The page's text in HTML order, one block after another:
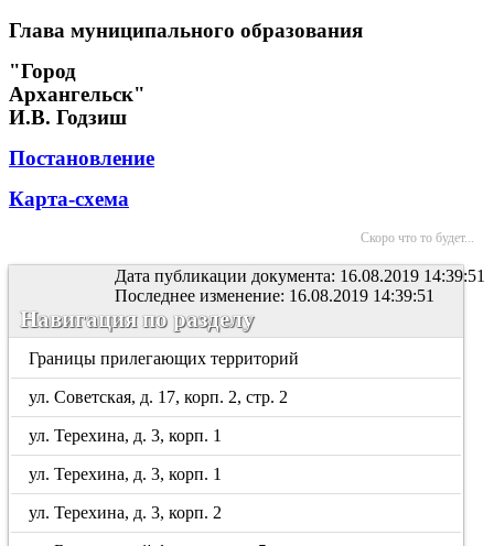
Глава муниципального образования
"Город
Архангельск"
И.В. Годзиш
Постановление
Карта-схема
Скоро что то будет...
Дата публикации документа: 16.08.2019 14:39:51
Последнее изменение: 16.08.2019 14:39:51
Навигация по разделу
Границы прилегающих территорий
ул. Советская, д. 17, корп. 2, стр. 2
ул. Терехина, д. 3, корп. 1
ул. Терехина, д. 3, корп. 1
ул. Терехина, д. 3, корп. 2